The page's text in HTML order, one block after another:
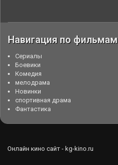
Навигация по фильмам
Cериалы
Боевики
Комедия
мелодрама
Новинки
спортивная драма
Фантастика
Онлайн кино сайт - kg-kino.ru